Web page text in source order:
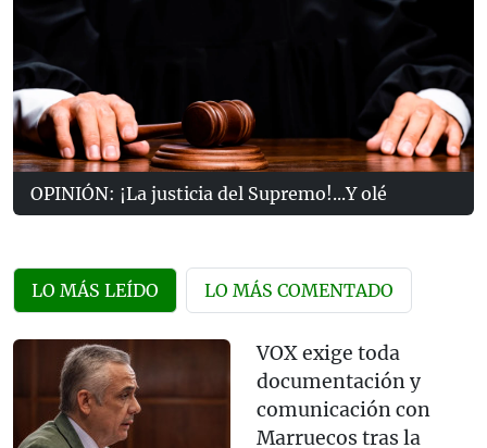
OPINIÓN: ¡La justicia del Supremo!...Y olé
LO MÁS LEÍDO LO MÁS COMENTADO
VOX exige toda
documentación y
comunicación con
Marruecos tras la